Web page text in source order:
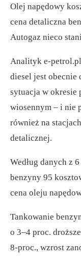
Olej napędowy
cena detaliczna
Autogaz nieco
Analityk e-
diesel jest obecnie
sytuacja w okresie
wiosennym – i nie
również na
detalicznej.
Według danych z
benzyny 95
cena oleju
Tankowanie
o 3–4 proc.
8-proc., wzrost